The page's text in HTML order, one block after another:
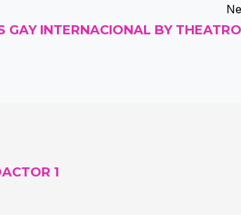
GAY INTERNACIONAL BY
1